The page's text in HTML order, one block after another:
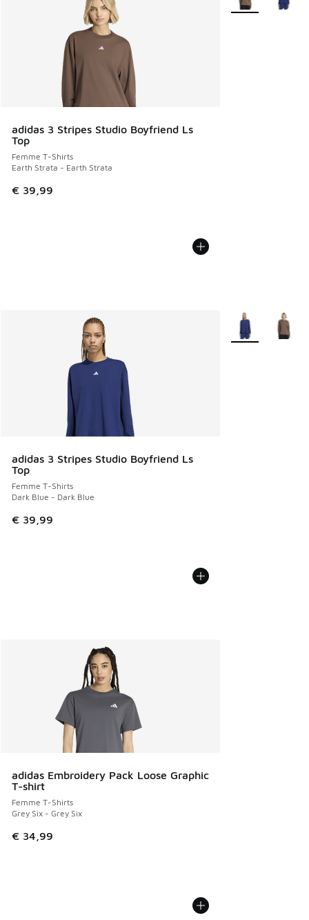
adidas 3 Stripes Studio Boyfriend Ls
Top
Femme T-Shirts
Earth Strata - Earth Strata
€ 39,99
adidas 3 Stripes Studio Boyfriend Ls
Top
Femme T-Shirts
Dark Blue - Dark Blue
€ 39,99
Plus de couleurs
adidas Embroidery Pack Loose Graphic
T-shirt
Femme T-Shirts
Grey Six - Grey Six
€ 34,99